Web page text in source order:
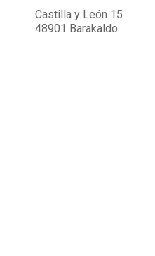
Castilla y León 15
48901 Barakaldo